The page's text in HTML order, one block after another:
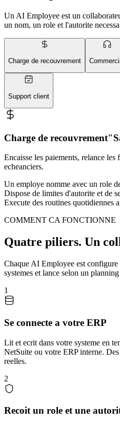
Un AI Employee est un
un nom, un role et l'autorite
Charge de recouvrement
Support client
Charge de recouvrement
Encaisse les paiements, relance les
echeanciers.
Un employe nomme avec un role
Dispose de limites d'autorite et de
Execute des routines quotidiennes
COMMENT CA FONCTIONNE
Quatre piliers. Un
Chaque AI Employee est
systemes et lance selon un
1
Se connecte a votre ERP
Lit et ecrit dans votre systeme en
NetSuite ou votre ERP interne.
reelles.
2
Recoit un role et une